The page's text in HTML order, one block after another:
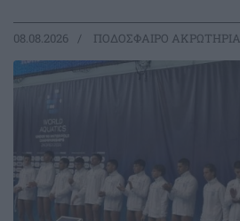
08.08.2026 ΠΟΔΟΣΦΑΙΡΟ